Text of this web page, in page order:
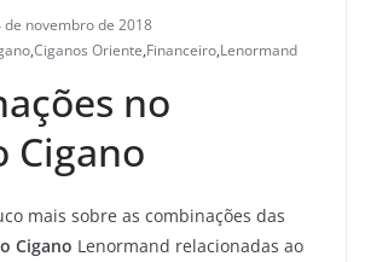
de novembro de 2018
,Ciganos Oriente,Financeiro,Lenormand
no
Cigano
mais sobre as combinações das
Cigano Lenormand relacionadas ao